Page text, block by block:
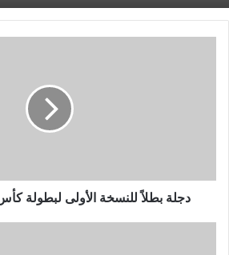
دجلة بطلاً للنسخة الأولى لبطولة